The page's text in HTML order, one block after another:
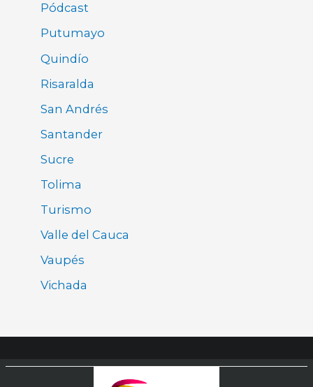
Pódcast
Putumayo
Quindío
Risaralda
San Andrés
Santander
Sucre
Tolima
Turismo
Valle del Cauca
Vaupés
Vichada